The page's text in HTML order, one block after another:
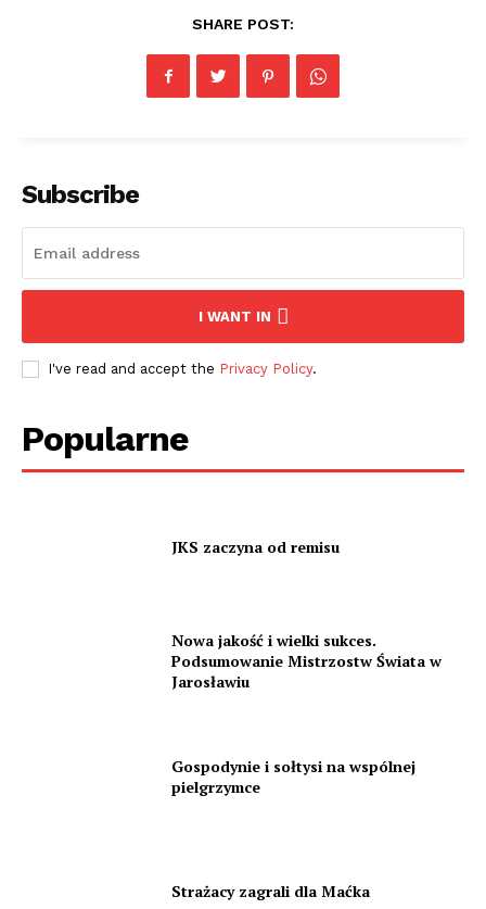
SHARE POST:
Subscribe
I WANT IN
I've read and accept the Privacy Policy.
Popularne
JKS zaczyna od remisu
Nowa jakość i wielki sukces.
Podsumowanie Mistrzostw Świata w
Jarosławiu
Gospodynie i sołtysi na wspólnej
pielgrzymce
Strażacy zagrali dla Maćka